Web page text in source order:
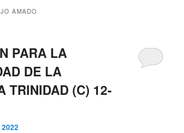
AMADO
PARA LA
DE LA
TRINIDAD (C) 12-
2022